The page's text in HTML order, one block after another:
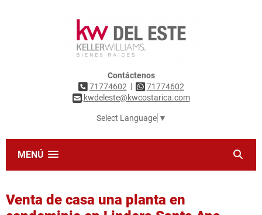
Contáctenos
71774602 |
71774602
kwdeleste@kwcostarica.com
Select Language ▼
MENÚ
Venta de casa una planta en